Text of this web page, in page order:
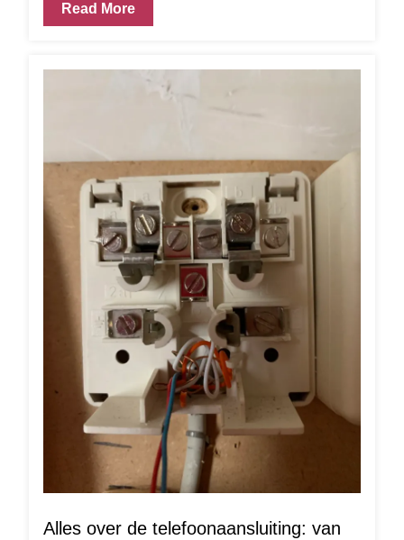
Read More
Alles over de telefoonaansluiting: van